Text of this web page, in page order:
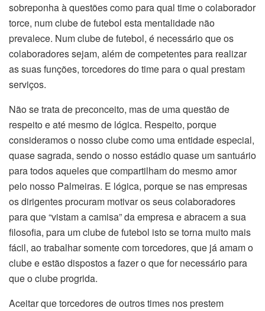
sobreponha à questões como para qual time o colaborador
torce, num clube de futebol esta mentalidade não
prevalece. Num clube de futebol, é necessário que os
colaboradores sejam, além de competentes para realizar
as suas funções, torcedores do time para o qual prestam
serviços.
Não se trata de preconceito, mas de uma questão de
respeito e até mesmo de lógica. Respeito, porque
consideramos o nosso clube como uma entidade especial,
quase sagrada, sendo o nosso estádio quase um santuário
para todos aqueles que compartilham do mesmo amor
pelo nosso Palmeiras. E lógica, porque se nas empresas
os dirigentes procuram motivar os seus colaboradores
para que “vistam a camisa” da empresa e abracem a sua
filosofia, para um clube de futebol isto se torna muito mais
fácil, ao trabalhar somente com torcedores, que já amam o
clube e estão dispostos a fazer o que for necessário para
que o clube progrida.
Aceitar que torcedores de outros times nos prestem